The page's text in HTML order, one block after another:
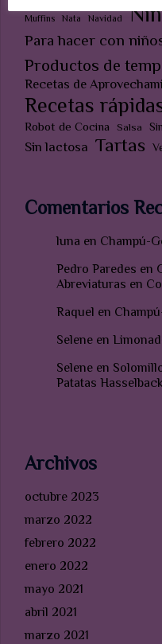
Muffins Nata Navidad
Para hacer con
Productos de
Recetas de
Recetas
Robot de Cocina Salsa
Sin lactosa Tartas
Comentarios
luna en Champú-
Pedro Paredes en
Abreviaturas en
Raquel en
Selene en
Selene en
Patatas Hasselback
Archivos
octubre 2023
marzo 2022
febrero 2022
enero 2022
mayo 2021
abril 2021
marzo 2021